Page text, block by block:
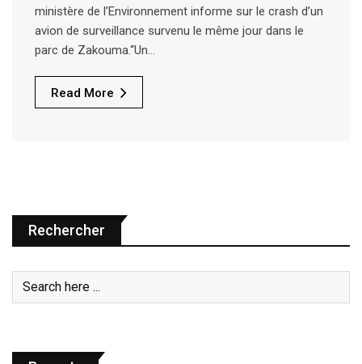
ministère de l’Environnement informe sur le crash d’un
avion de surveillance survenu le même jour dans le
parc de Zakouma.“Un…
Read More
Rechercher